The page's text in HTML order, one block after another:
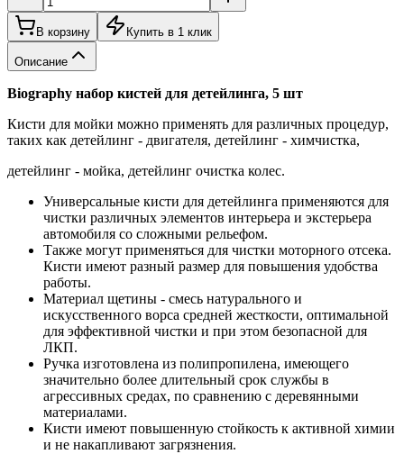
В корзину Купить в 1 клик
Описание
Biography набор кистей для детейлинга, 5 шт
Кисти для мойки можно применять для различных процедур,
таких как детейлинг - двигателя, детейлинг - химчистка,
детейлинг - мойка, детейлинг очистка колес.
Универсальные кисти для детейлинга применяются для
чистки различных элементов интерьера и экстерьера
автомобиля со сложными рельефом.
Также могут применяться для чистки моторного отсека.
Кисти имеют разный размер для повышения удобства
работы.
Материал щетины - смесь натурального и
искусственного ворса средней жесткости, оптимальной
для эффективной чистки и при этом безопасной для
ЛКП.
Ручка изготовлена из полипропилена, имеющего
значительно более длительный срок службы в
агрессивных средах, по сравнению с деревянными
материалами.
Кисти имеют повышенную стойкость к активной химии
и не накапливают загрязнения.